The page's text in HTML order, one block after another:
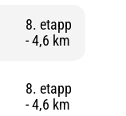
8. etapp
- 4,6 km
8. etapp
- 4,6 km